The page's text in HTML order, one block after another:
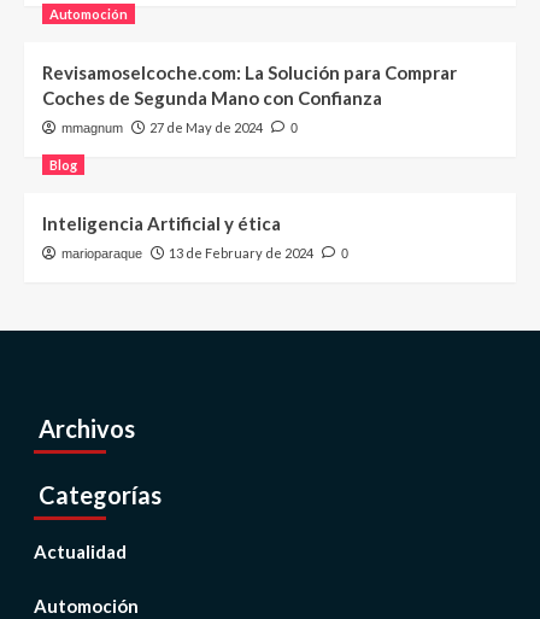
Automoción
Revisamoselcoche.com: La Solución para Comprar
Coches de Segunda Mano con Confianza
mmagnum 27 de May de 2024 0
Blog
Inteligencia Artificial y ética
marioparaque 13 de February de 2024 0
Archivos
Categorías
Actualidad
Automoción